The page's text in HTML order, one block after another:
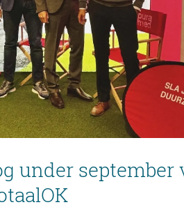
under september